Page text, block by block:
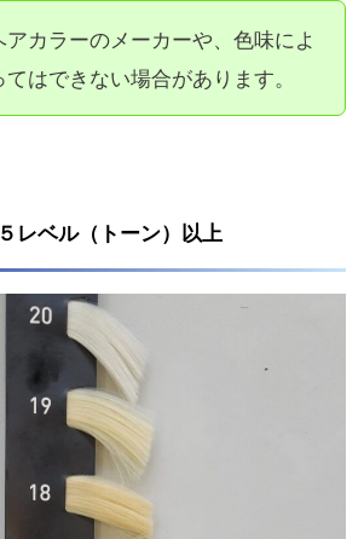
アカラーのメーカーや、色味によ
てはできない場合があります。
レベル（トーン）以上